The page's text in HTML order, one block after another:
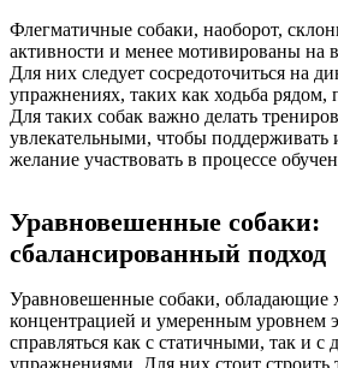
Флегматичные собаки, наоборот,
активности и менее мотивированы на
Для них следует сосредоточиться на
упражнениях, таких как ходьба рядом,
Для таких собак важно делать
увлекательными, чтобы поддерживать
желание участвовать в процессе
Уравновешенные собаки:
сбалансированный подход
Уравновешенные собаки, обладающие
концентрацией и умеренным уровнем
справляться как с статичными, так и
упражнениями. Для них стоит строить